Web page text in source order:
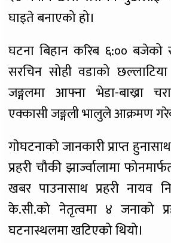
घाइते बनाएको हो।
​घटना बिहान करिब ६:०० बजेको
सरचिन सोही वडाको छल्लाटिया
जङ्गलमा आफ्ना भेडा-बाख्रा
एक्कासी जङ्गली भालुले आक्रमण
गाेघटनाको जानकारी प्राप्त
प्रहरी चौकी झार्ज्वालामा
खबर पाउनासाथ प्रहरी नायव
के.सी.को नेतृत्वमा ४ जनाको
घटनास्थलमा खटिएको थियो।